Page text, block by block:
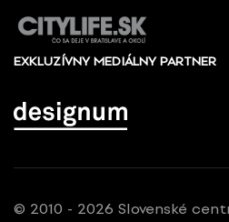
EXKLUZÍVNY MEDIÁLNY PARTNER
© 2010 - 2026 Slovenské